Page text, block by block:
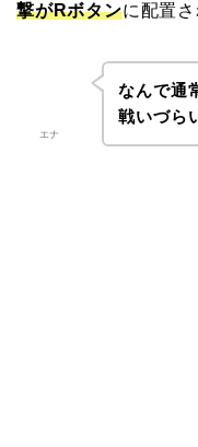
撃がRボタンに配置さ
エナ
なんで通
戦いづら